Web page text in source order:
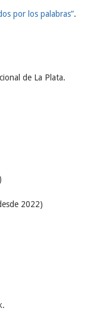
por los palabras”.
de La Plata.
2022)